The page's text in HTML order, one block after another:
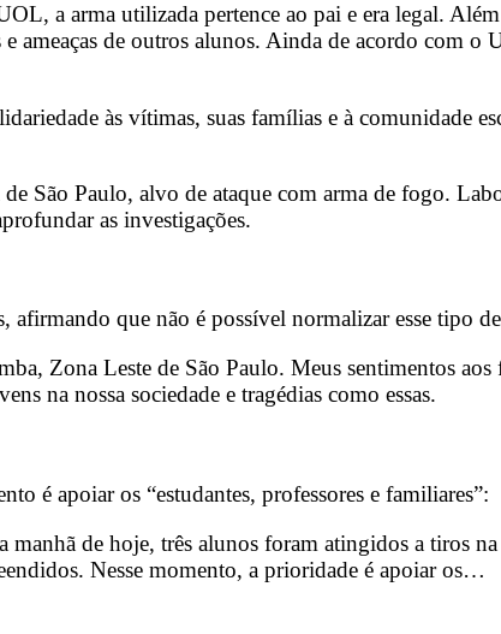
a arma utilizada pertence ao pai e era legal.
de outros alunos. Ainda de acordo com o
às vítimas, suas famílias e à comunidade
São Paulo, alvo de ataque com arma de fogo.
as investigações.
que não é possível normalizar esse tipo de
Zona Leste de São Paulo. Meus sentimentos aos
na nossa sociedade e tragédias como essas.
é apoiar os “estudantes, professores e familiares”:
manhã de hoje, três alunos foram atingidos a tiros
Nesse momento, a prioridade é apoiar os…